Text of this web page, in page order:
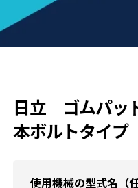
日立 ゴムパ
本ボルトタイ
使用機械の型式名（任